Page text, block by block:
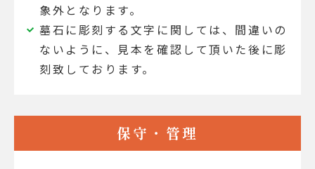
象外となります。
墓石に彫刻する文字に関しては、間違いの
ないように、見本を確認して頂いた後に彫
刻致しております。
保守・管理